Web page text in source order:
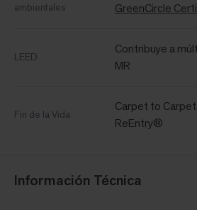
ambientales
GreenCircle
LEED
Contribuye a
MR
Fin de la Vida
Carpet to
ReEntry®
Información Técnica